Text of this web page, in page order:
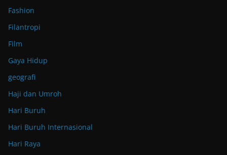
Fashion
Filantropi
Film
Gaya Hidup
geografi
Haji dan Umroh
Hari Buruh
Hari Buruh Internasional
Hari Raya